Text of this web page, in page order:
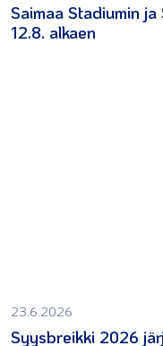
Saimaa Stadiumin
12.8. alkaen
23.6.2026
Syysbreikki 2026